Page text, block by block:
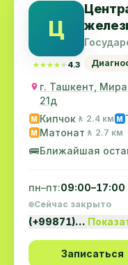
Ц
★★★★★
★★★★★ 4.3
г. Ташкент, Мирабадский
21д
M Кипчок 🚶 2.4 км M
M Матонат 🚶 2.7 км
🚌Ближайшая
пн–пт:09:00–17:00
Сейчас закрыто
(+99871)…
Записаться